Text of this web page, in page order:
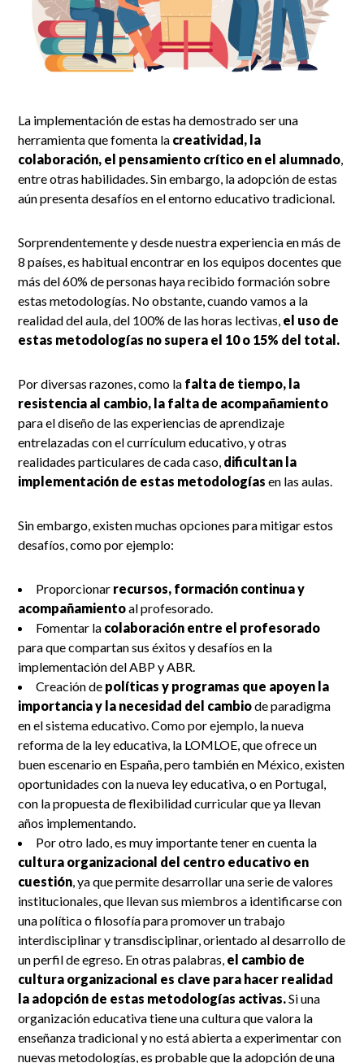
La implementación de estas ha demostrado ser una
herramienta que fomenta la creatividad, la
colaboración, el pensamiento crítico en el alumnado,
entre otras habilidades. Sin embargo, la adopción de estas
aún presenta desafíos en el entorno educativo tradicional.
Sorprendentemente y desde nuestra experiencia en más de
8 países, es habitual encontrar en los equipos docentes que
más del 60% de personas haya recibido formación sobre
estas metodologías. No obstante, cuando vamos a la
realidad del aula, del 100% de las horas lectivas, el uso de
estas metodologías no supera el 10 o 15% del total.
Por diversas razones, como la falta de tiempo, la
resistencia al cambio, la falta de acompañamiento
para el diseño de las experiencias de aprendizaje
entrelazadas con el currículum educativo, y otras
realidades particulares de cada caso, dificultan la
implementación de estas metodologías en las aulas.
Sin embargo, existen muchas opciones para mitigar estos
desafíos, como por ejemplo:
Proporcionar recursos, formación continua y
acompañamientoal profesorado.
Fomentar la colaboración entre el profesorado
para que compartan sus éxitos y desafíos en la
implementación del ABP y ABR.
Creación de políticas y programas que apoyen la
importancia y la necesidad del cambiode paradigma
en el sistema educativo. Como por ejemplo, la nueva
reforma de la ley educativa, la LOMLOE, que ofrece un
buen escenario en España, pero también en México, existen
oportunidades con la nueva ley educativa, o en Portugal,
con la propuesta de flexibilidad curricular que ya llevan
años implementando.
Por otro lado, es muy importante tener en cuenta la
cultura organizacional del centro educativo en
cuestión, ya que permite desarrollar una serie de valores
institucionales, que llevan sus miembros a identificarse con
una política o filosofía para promover un trabajo
interdisciplinar y transdisciplinar, orientado al desarrollo de
un perfil de egreso. En otras palabras, el cambio de
cultura organizacional es clave para hacer realidad
la adopción de estas metodologías activas.Si una
organización educativa tiene una cultura que valora la
enseñanza tradicional y no está abierta a experimentar con
nuevas metodologías, es probable que la adopción de una